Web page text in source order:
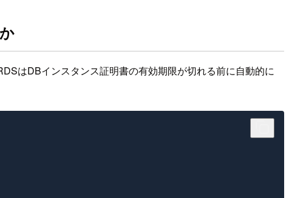
はDBインスタンス証明書の有効期限が切れる前に自動的に